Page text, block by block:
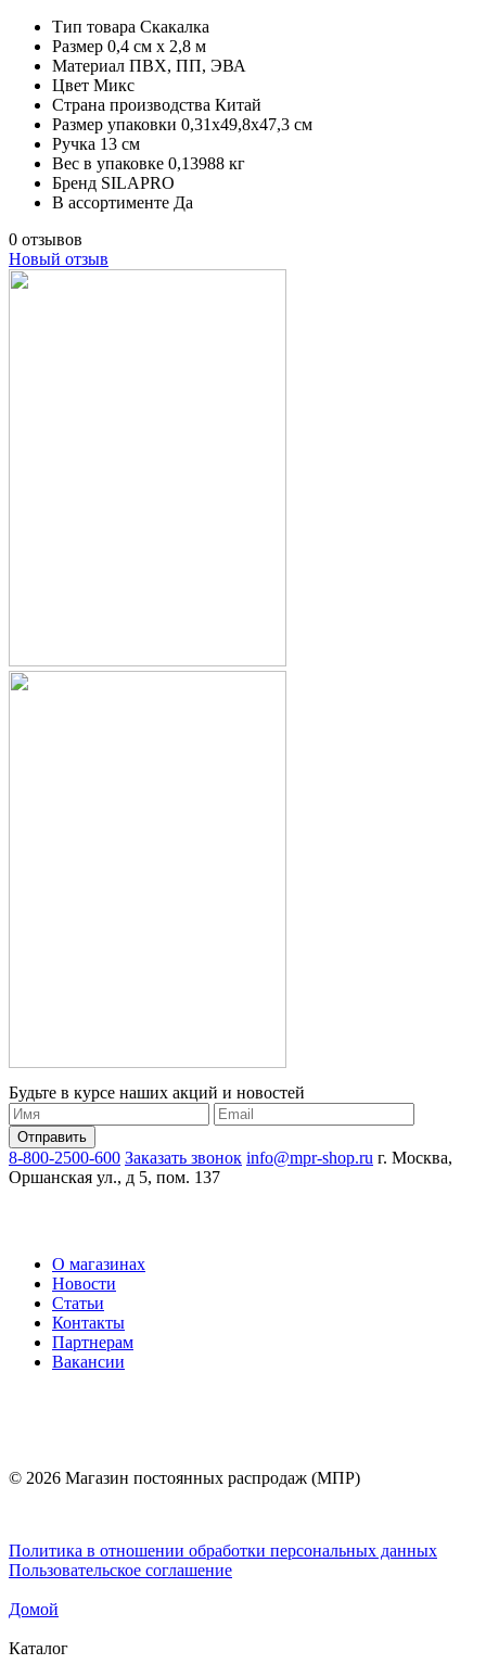
Тип товара Скакалка
Размер 0,4 см x 2,8 м
Материал ПВХ, ПП, ЭВА
Цвет Микс
Страна производства Китай
Размер упаковки 0,31х49,8х47,3 см
Ручка 13 см
Вес в упаковке 0,13988 кг
Бренд SILAPRO
В ассортименте Да
0 отзывов
Новый отзыв
Будьте в курсе наших акций и новостей
8-800-2500-600 Заказать звонок info@mpr-shop.ru г. Москва,
Оршанская ул., д 5, пом. 137
О магазинах
Новости
Статьи
Контакты
Партнерам
Вакансии
© 2026 Магазин постоянных распродаж (МПР)
Политика в отношении обработки персональных данных
Пользовательское соглашение
Домой
Каталог